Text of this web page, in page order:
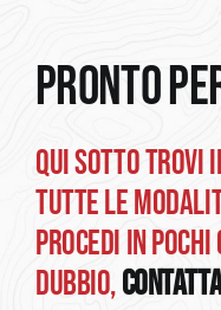
PROGRAMMA
MODULO DI ADESIONE
PRONTO
QUI SOTTO TROVI
TUTTE LE
PROCEDI IN
DUBBIO,